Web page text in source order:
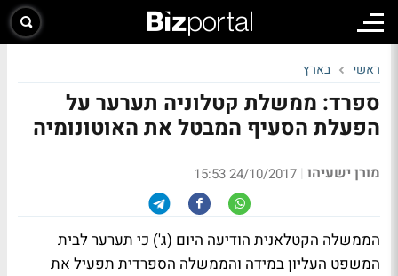
ראשי בארץ
ספרד: ממשלת קטלוניה תערער על
הפעלת הסעיף המבטל את האוטונומיה
מורן ישעיהו |
24/10/2017 15:53
הממשלה הקטלאנית הודיעה היום (ג') כי תערער לבית
המשפט העליון במידה והממשלה הספרדית תפעיל את